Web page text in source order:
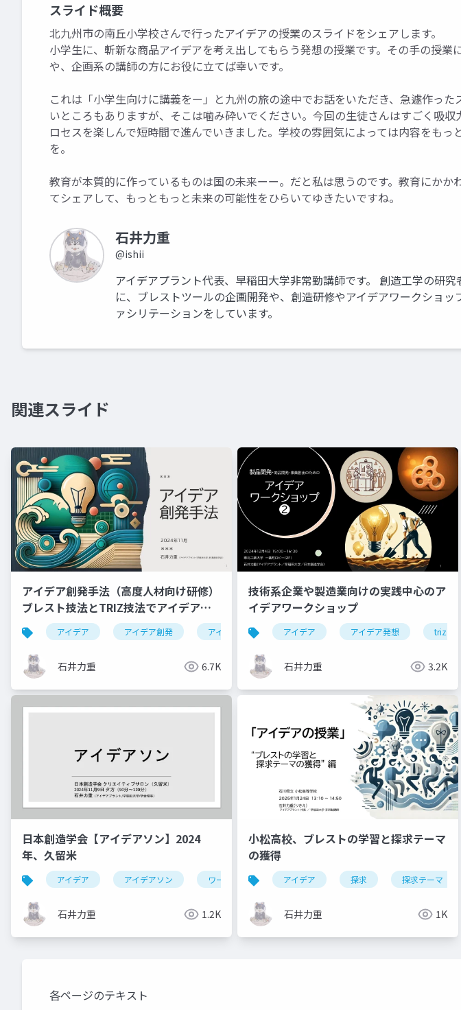
スライド概要
北九州市の南丘小学校さんで行ったアイデアの授業のスライドをシェアします。
小学生に、斬新な商品アイデアを考え出してもらう発想の授業です。その手の授業
や、企画系の講師の方にお役に立てば幸いです。
これは「小学生向けに講義をー」と九州の旅の途中でお話をいただき、急遽作った
いところもありますが、そこは噛み砕いでください。今回の生徒さんはすごく吸
ロセスを楽しんで短時間で進んでいきました。学校の雰囲気によっては内容をもっ
を。
教育が本質的に作っているものは国の未来ーー。だと私は思うのです。教育にかか
てシェアして、もっともっと未来の可能性をひらいてゆきたいですね。
石井力重
@ishii
アイデアプラント代表、早稲田大学非常勤講師です。 創造工学の研究
に、ブレストツールの企画開発や、創造研修やアイデアワークショッ
ァシリテーションをしています。
関連スライド
アイデア創発手法（高度人材向け研修）
ブレスト技法とTRIZ技法でアイデア創
出を実践する3時間
アイデア アイデア創発 アイデア創出 高度人材 研修 スライド
石井力重 6.7K
技術系企業や製造業向けの実践中心のア
イデアワークショップ
アイデア アイデア発想 triz
石井力重 3.2K
日本創造学会【アイデアソン】2024
年、久留米
アイデア アイデアソン ワークショップ 創造工学 創造性 アイデア
石井力重 1.2K
小松高校、ブレストの学習と探求テーマ
の獲得
アイデア 探求 探求テーマ
石井力重 1K
各ページのテキスト